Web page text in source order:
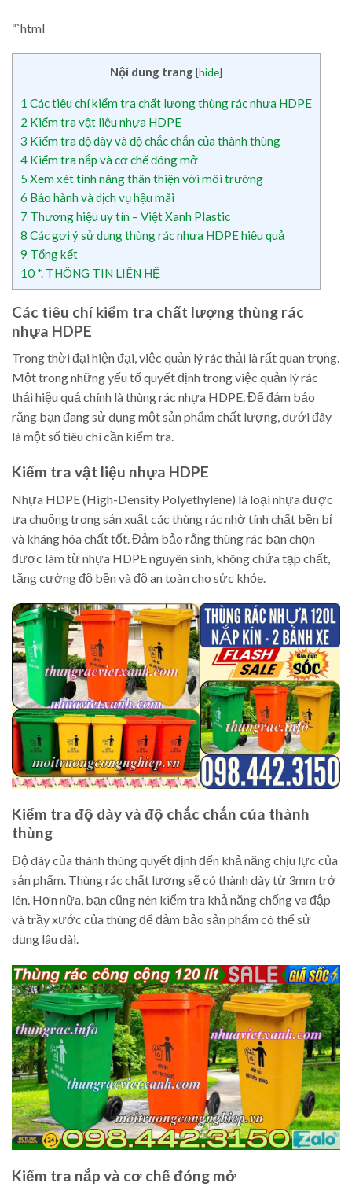
“`html
Nội dung trang[hide]
1 Các tiêu chí kiểm tra chất lượng thùng rác nhựa HDPE
2 Kiểm tra vật liệu nhựa HDPE
3 Kiểm tra độ dày và độ chắc chắn của thành thùng
4 Kiểm tra nắp và cơ chế đóng mở
5 Xem xét tính năng thân thiện với môi trường
6 Bảo hành và dịch vụ hậu mãi
7 Thương hiệu uy tín – Việt Xanh Plastic
8 Các gợi ý sử dụng thùng rác nhựa HDPE hiệu quả
9 Tổng kết
10 *. THÔNG TIN LIÊN HỆ
Các tiêu chí kiểm tra chất lượng thùng rác
nhựa HDPE
Trong thời đại hiện đại, việc quản lý rác thải là rất quan trọng.
Một trong những yếu tố quyết định trong việc quản lý rác
thải hiệu quả chính là thùng rác nhựa HDPE. Để đảm bảo
rằng bạn đang sử dụng một sản phẩm chất lượng, dưới đây
là một số tiêu chí cần kiểm tra.
Kiểm tra vật liệu nhựa HDPE
Nhựa HDPE (High-Density Polyethylene) là loại nhựa được
ưa chuộng trong sản xuất các thùng rác nhờ tính chất bền bỉ
và kháng hóa chất tốt. Đảm bảo rằng thùng rác bạn chọn
được làm từ nhựa HDPE nguyên sinh, không chứa tạp chất,
tăng cường độ bền và độ an toàn cho sức khỏe.
Kiểm tra độ dày và độ chắc chắn của thành
thùng
Độ dày của thành thùng quyết định đến khả năng chịu lực của
sản phẩm. Thùng rác chất lượng sẽ có thành dày từ 3mm trở
lên. Hơn nữa, bạn cũng nên kiểm tra khả năng chống va đập
và trầy xước của thùng để đảm bảo sản phẩm có thể sử
dụng lâu dài.
Kiểm tra nắp và cơ chế đóng mở